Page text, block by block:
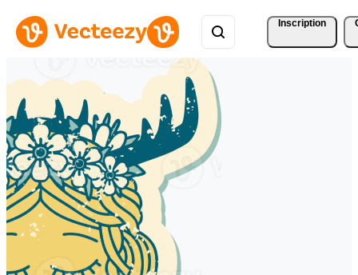
Inscription